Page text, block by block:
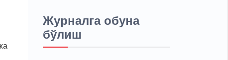
Журналга обуна
бўлиш